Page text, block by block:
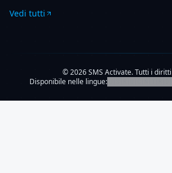
Vedi tutti
© 2026 SMS Activate. Tutti i
Disponibile nelle lingue: